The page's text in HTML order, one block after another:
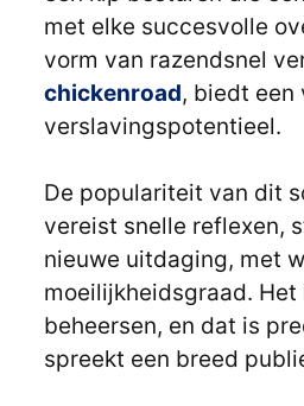
met elke succesvolle
vorm van razendsnel
chickenroad, biedt een
verslavingspotentieel.
De populariteit van dit
vereist snelle reflexen,
nieuwe uitdaging, met
moeilijkheidsgraad.
beheersen, en dat is
spreekt een breed